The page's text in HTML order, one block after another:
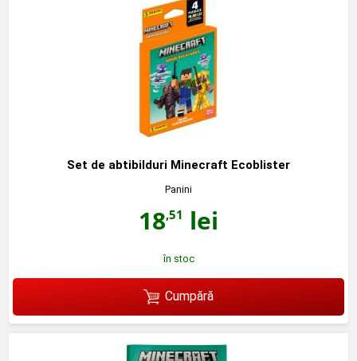
Set de abtibilduri Minecraft Ecoblister
Panini
18,51 lei
în stoc
Cumpără